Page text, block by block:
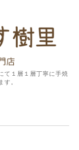
て１層１層丁寧に手焼
す。